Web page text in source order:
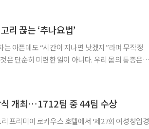
리 끊는 ‘추나요법’
아픈데도 “시간이 지나면 낫겠지”라며 무작정
련한 일이 아니다. 우리 몸의 통증은 참
식 개최…1712팀 중 44팀 수상
프리미어 로카우스 호텔에서 ‘제27회 여성창업경